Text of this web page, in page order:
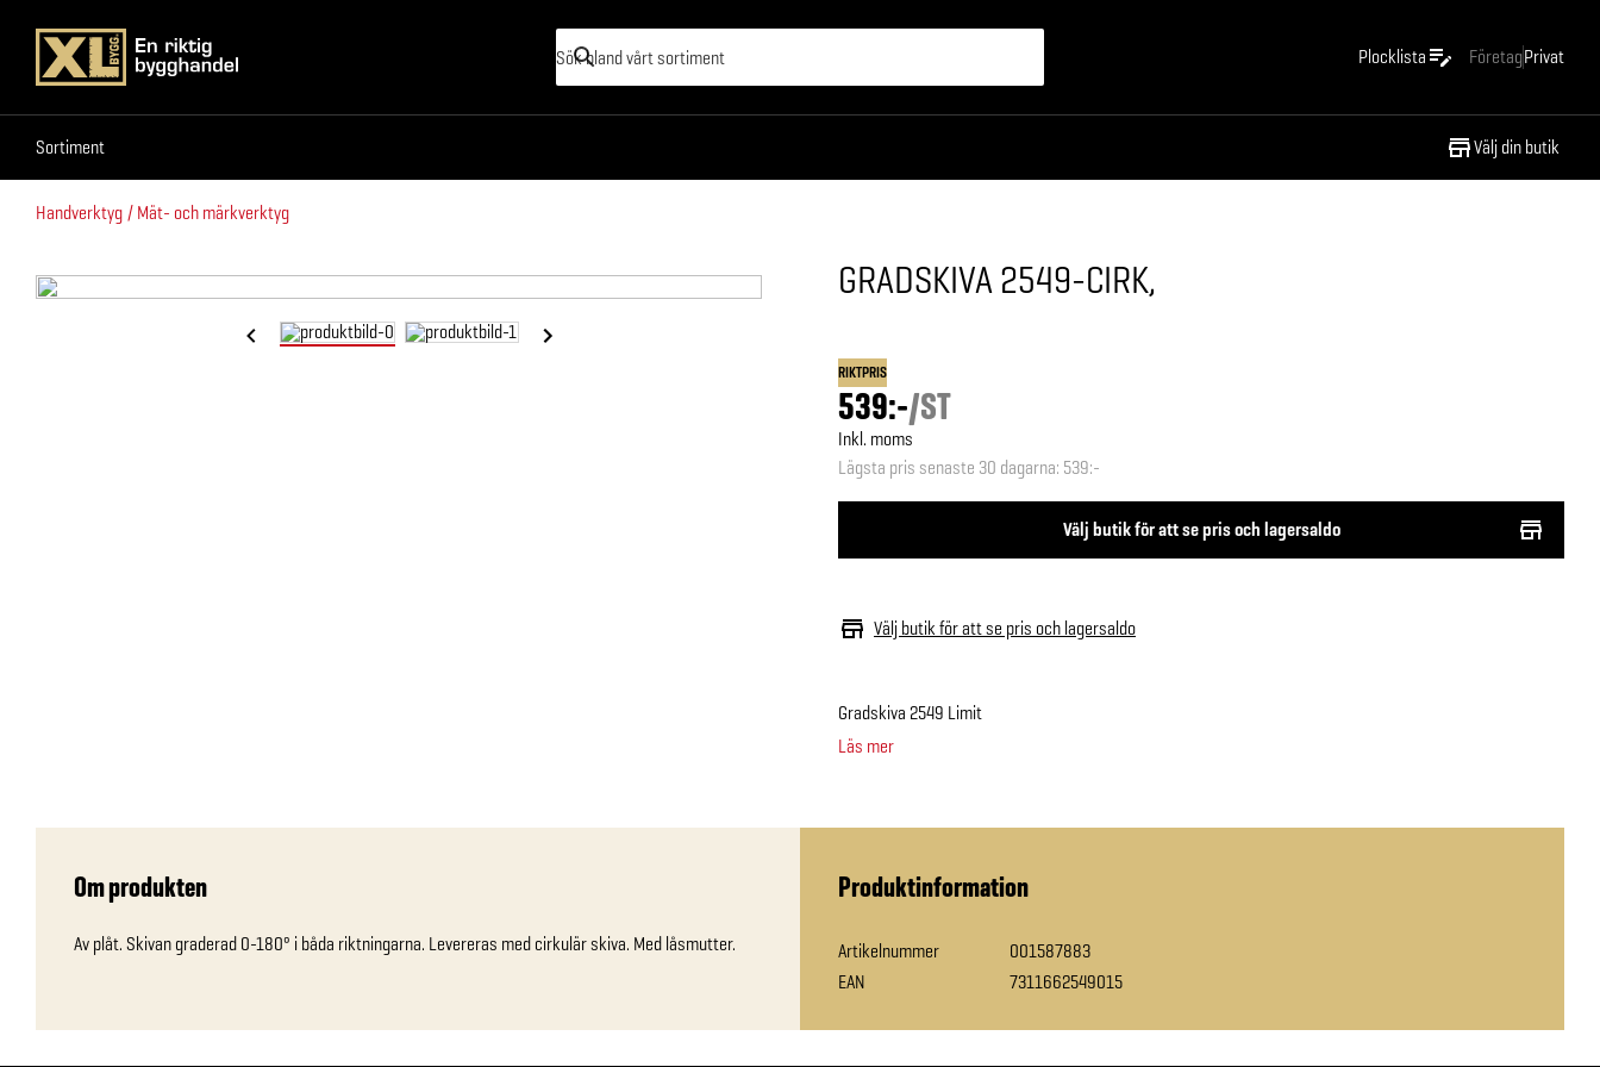
Plocklista FöretagPrivat
Sortiment Välj din butik
Sortiment
Handverktyg Mät- och märkverktyg
GRADSKIVA 2549-CIRK,
RIKTPRIS
539:-/ST
Inkl. moms
Lägsta pris senaste 30 dagarna: 539:-
Välj butik för att se pris och lagersaldo
Välj butik för att se pris och lagersaldo
Gradskiva 2549 Limit
Läs mer
Om produkten
Av plåt. Skivan graderad 0-180° i båda riktningarna. Levereras med cirkulär skiva. Med låsmutter.
Produktinformation
Artikelnummer
001587883
EAN
7311662549015